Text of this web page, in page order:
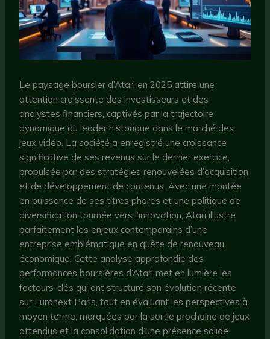
Le paysage boursier d’Atari en 2025 attire une
attention croissante des investisseurs et des
analystes financiers, captivés par la trajectoire
dynamique du leader historique dans le marché des
jeux vidéo. La société a enregistré une croissance
significative de ses revenus sur le dernier exercice,
propulsée par des stratégies renouvelées d’acquisition
et de développement de contenus. Avec une montée
en puissance de ses titres phares et une politique de
diversification tournée vers l’innovation, Atari illustre
parfaitement les enjeux contemporains d’une
entreprise emblématique en quête de renouveau
économique. Cette analyse approfondie des
performances boursières d’Atari met en lumière les
facteurs-clés qui ont structuré son évolution récente
sur Euronext Paris, tout en évaluant les perspectives à
moyen terme, marquées par la sortie prochaine de jeux
attendus et la consolidation d’une présence solide